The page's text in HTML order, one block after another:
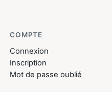
COMPTE
Connexion
Inscription
Mot de passe oublié